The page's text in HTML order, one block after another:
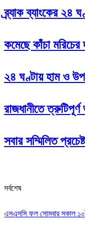
ব্র্যাক ব্যাংকের ২৪
কমেছে কাঁচা
২৪ ঘণ্টায় হাম ও
রাজধানীতে
সবার সম্মিলিত
সর্বশেষ
এসএসসি ফল সোমবার সকাল